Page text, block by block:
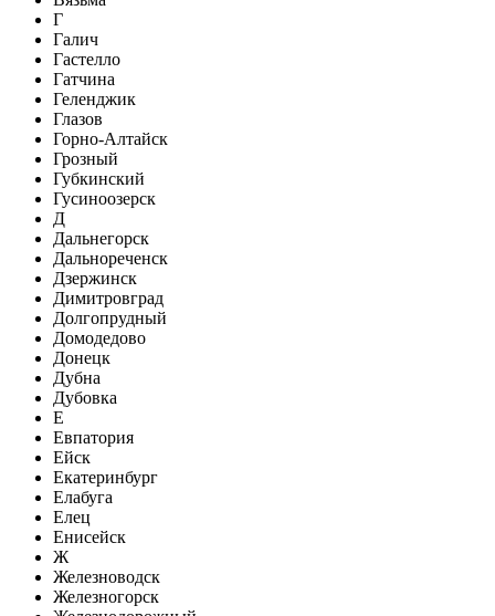
Г
Галич
Гастелло
Гатчина
Геленджик
Глазов
Горно-Алтайск
Грозный
Губкинский
Гусиноозерск
Д
Дальнегорск
Дальнореченск
Дзержинск
Димитровград
Долгопрудный
Домодедово
Донецк
Дубна
Дубовка
Е
Евпатория
Ейск
Екатеринбург
Елабуга
Елец
Енисейск
Ж
Железноводск
Железногорск